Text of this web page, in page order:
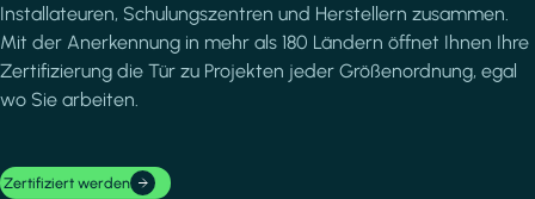
Installateuren, Schulungszentren und Herstellern zusammen.
Mit der Anerkennung in mehr als 180 Ländern öffnet Ihnen Ihre
Zertifizierung die Tür zu Projekten jeder Größenordnung, egal
wo Sie arbeiten.
Zertifiziert werden